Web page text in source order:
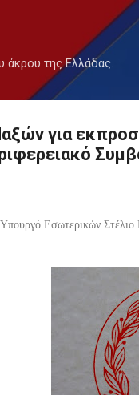
άκρου της Ελλάδας.
για
Εσωτερικών